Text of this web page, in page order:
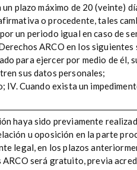
plazo máximo de 20 (veinte)
o procedente, tales
un periodo igual en caso de
ARCO en los
para ejercer por medio de él,
sus datos personales;
IV. Cuando exista un
haya sido previamente
u oposición en la parte
legal, en los plazos
será gratuito, previa